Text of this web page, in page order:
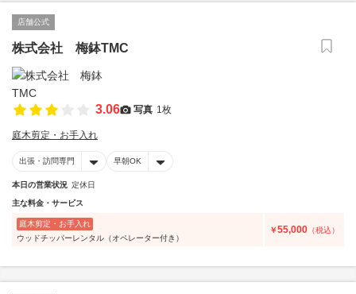
店舗公式
株式会社 梅鉢TMC
3.06 写真 1枚
庭木剪定・お手入れ
出張・訪問専門 早朝OK
本日の営業状況 定休日
主な料金・サービス
庭木剪定・お手入れ
ウッドチッパーレンタル（オペレーター付き）
￥55,000 （税込）